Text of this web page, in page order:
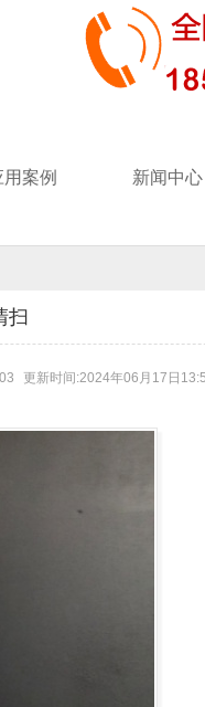
用案例 新闻中心
扫
更新时间:2024年06月17日